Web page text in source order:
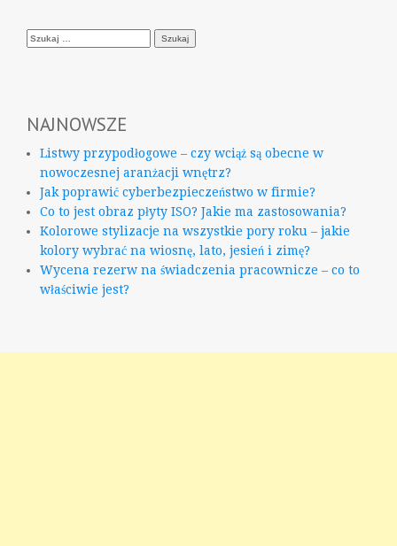
Szukaj:
NAJNOWSZE
Listwy przypodłogowe – czy wciąż są obecne w
nowoczesnej aranżacji wnętrz?
Jak poprawić cyberbezpieczeństwo w firmie?
Co to jest obraz płyty ISO? Jakie ma zastosowania?
Kolorowe stylizacje na wszystkie pory roku – jakie
kolory wybrać na wiosnę, lato, jesień i zimę?
Wycena rezerw na świadczenia pracownicze – co to
właściwie jest?